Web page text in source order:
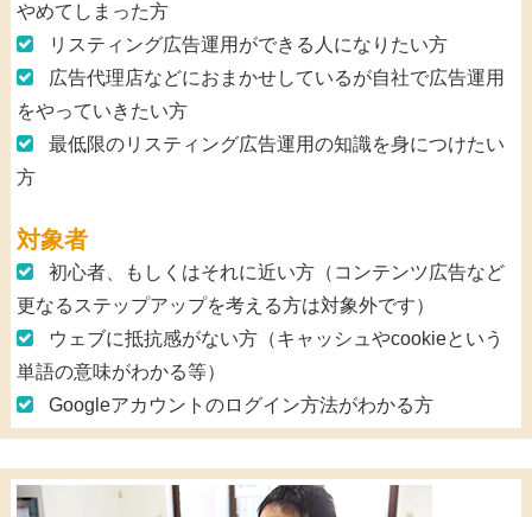
やめてしまった方
リスティング広告運用ができる人になりたい方
広告代理店などにおまかせしているが自社で広告運用
をやっていきたい方
最低限のリスティング広告運用の知識を身につけたい
方
対象者
初心者、もしくはそれに近い方（コンテンツ広告など
更なるステップアップを考える方は対象外です）
ウェブに抵抗感がない方（キャッシュやcookieという
単語の意味がわかる等）
Googleアカウントのログイン方法がわかる方